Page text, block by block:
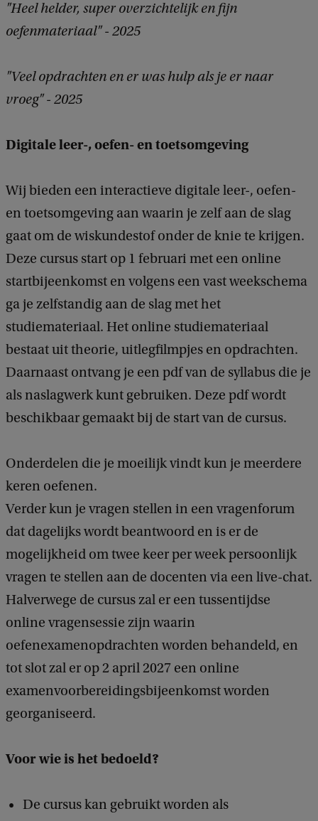
"Heel helder, super overzichtelijk en fijn
oefenmateriaal" - 2025
"Veel opdrachten en er was hulp als je er naar
vroeg" - 2025
Digitale leer-, oefen- en toetsomgeving
Wij bieden een interactieve digitale leer-, oefen-
en toetsomgeving aan waarin je zelf aan de slag
gaat om de wiskundestof onder de knie te krijgen.
Deze cursus start op 1 februari met een online
startbijeenkomst en volgens een vast weekschema
ga je zelfstandig aan de slag met het
studiemateriaal. Het online studiemateriaal
bestaat uit theorie, uitlegfilmpjes en opdrachten.
Daarnaast ontvang je een pdf van de syllabus die je
als naslagwerk kunt gebruiken. Deze pdf wordt
beschikbaar gemaakt bij de start van de cursus.
Onderdelen die je moeilijk vindt kun je meerdere
keren oefenen.
Verder kun je vragen stellen in een vragenforum
dat dagelijks wordt beantwoord en is er de
mogelijkheid om twee keer per week persoonlijk
vragen te stellen aan de docenten via een live-chat.
Halverwege de cursus zal er een tussentijdse
online vragensessie zijn waarin
oefenexamenopdrachten worden behandeld, en
tot slot zal er op 2 april 2027 een online
examenvoorbereidingsbijeenkomst worden
georganiseerd.
Voor wie is het bedoeld?
De cursus kan gebruikt worden als